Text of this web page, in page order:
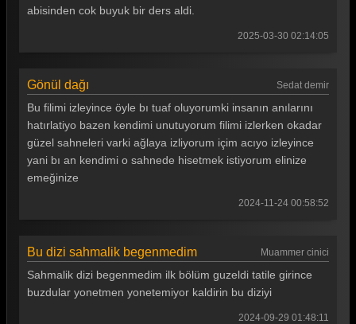
Gönül Dağı 147. Bölüm
Gönül Dağı 145. Bölüm
Gönül Dağı 144. Bölüm
Gönül Dağı 143. Bölüm
Gönül Dağı 142. Bölüm
Gönül Dağı 139. Bölüm
Gönül Dağı 138. Bölüm
abisinden cok buyuk bir ders aldi.
2025-03-30 02:14:05
Gönül dağı Sedat demir
Bu filimi izleyince öyle bı tuaf oluyorumki insanın anılarını
hatırlatiyo bazen kendimi unutuyorum filimi izlerken okadar
güzel sahneleri varki ağlaya izliyorum içim acıyo izleyince
yani bı an kendimi o sahnede hisetmek istiyorum elinize
emeğinize
2024-11-24 00:58:52
Bu dizi sahmalik begenmedim Muammer cinici
Sahmalik dizi begenmedim ilk bölüm guzeldi tatile girince
buzdular yonetmen yonetemiyor kaldirin bu diziyi
2024-09-29 01:48:11